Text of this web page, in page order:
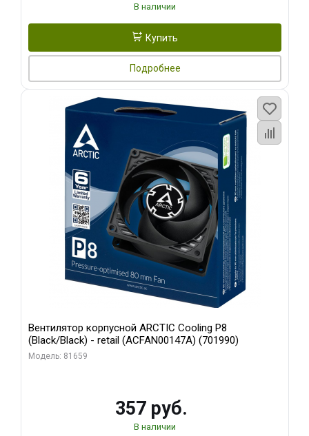
В наличии
Купить
Подробнее
Вентилятор корпусной ARCTIC Cooling P8
(Black/Black) - retail (ACFAN00147A) (701990)
Модель: 81659
357 руб.
В наличии